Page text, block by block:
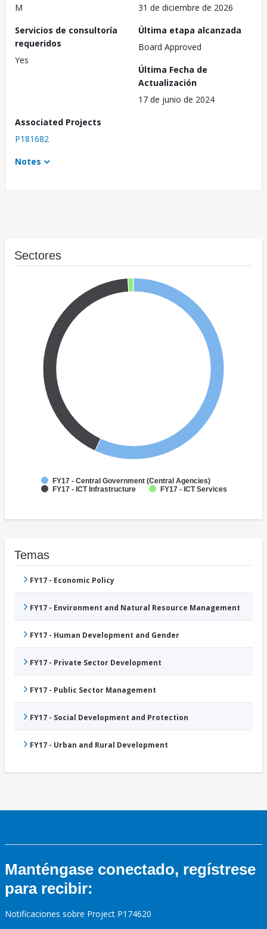
M
31 de diciembre de 2026
Servicios de consultoría
requeridos
Yes
Última etapa alcanzada
Board Approved
Última Fecha de
Actualización
17 de junio de 2024
Associated Projects
P181682
Notes
Sectores
FY17 - Central Government (Central Agencies)
FY17 - ICT Infrastructure
FY17 - ICT Services
Temas
FY17 - Economic Policy
FY17 - Environment and Natural Resource Management
FY17 - Human Development and Gender
FY17 - Private Sector Development
FY17 - Public Sector Management
FY17 - Social Development and Protection
FY17 - Urban and Rural Development
Manténgase conectado, regístrese
para recibir:
Notificaciones sobre Project P174620